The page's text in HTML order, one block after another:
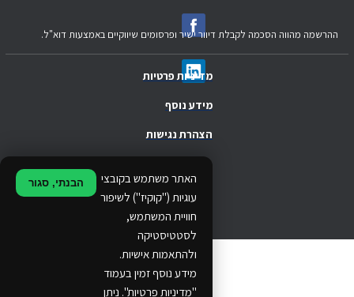
מדיניות פרטיות
האתר משתמש בקובצי
עוגיות ("קוקיז") לשיפור
חוויית המשתמש,
לסטטיסטיקה
ולהתאמות אישיות.
מידע נוסף זמין בעמוד
"מדיניות פרטיות". ניתן
הבנתי, סגור
מידע נוסף
.
הצהרת נגישות
ההרשמה מהווה הסכמה לקבלת דיוור ישיר ופרסומים שיווקיים באמצעות דוא"ל.
© 2024 Ethos Business. All rights reserved.